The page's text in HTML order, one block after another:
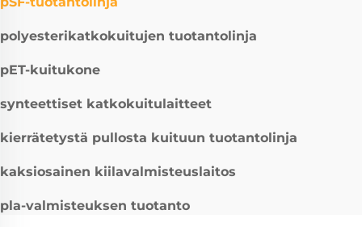
polyesterikatkokuitujen tuotantolinja
pET-kuitukone
synteettiset katkokuitulaitteet
kierrätetystä pullosta kuituun tuotantolinja
kaksiosainen kiilavalmisteuslaitos
pla-valmisteuksen tuotanto